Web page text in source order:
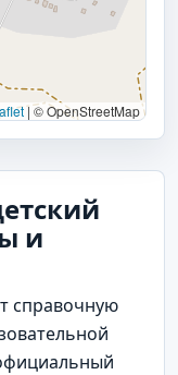
|© OpenStreetMap
и
справочную